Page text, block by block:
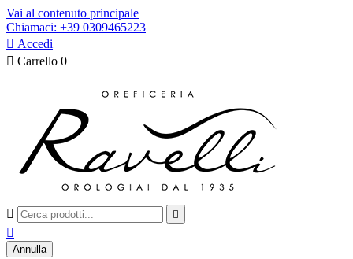
Vai al contenuto principale
Chiamaci: +39 0309465223
 Accedi
 Carrello 0
 

Annulla